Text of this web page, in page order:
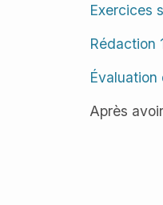
Exercices
Rédaction
Après